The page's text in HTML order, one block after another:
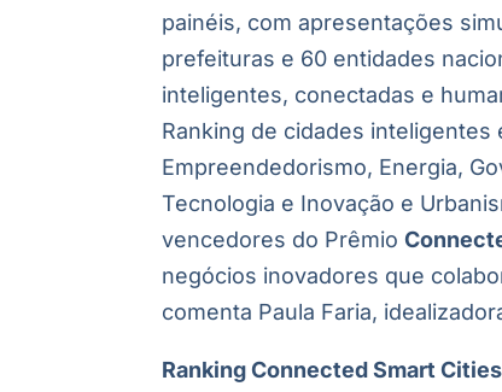
painéis, com apresentações
prefeituras e 60 entidades
inteligentes, conectadas e
Ranking de cidades
Empreendedorismo, Energia,
Tecnologia e Inovação e
vencedores do Prêmio
negócios inovadores que
comenta Paula Faria,
Ranking Connected Smart